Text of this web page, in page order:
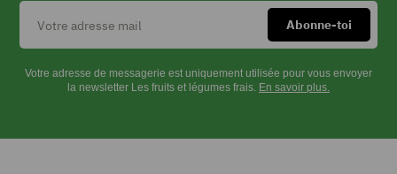
Votre adresse de messagerie est uniquement utilisée pour vous envoyer
la newsletter Les fruits et légumes frais. En savoir plus.